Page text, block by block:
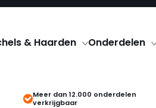
& Haarden Onderdelen
Meer dan 12.000 onderdelen
verkrijgbaar